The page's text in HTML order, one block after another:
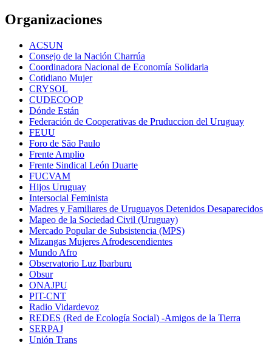
Organizaciones
ACSUN
Consejo de la Nación Charrúa
Coordinadora Nacional de Economía Solidaria
Cotidiano Mujer
CRYSOL
CUDECOOP
Dónde Están
Federación de Cooperativas de Pruduccion del Uruguay
FEUU
Foro de São Paulo
Frente Amplio
Frente Sindical León Duarte
FUCVAM
Hijos Uruguay
Intersocial Feminista
Madres y Familiares de Uruguayos Detenidos Desaparecidos
Mapeo de la Sociedad Civil (Uruguay)
Mercado Popular de Subsistencia (MPS)
Mizangas Mujeres Afrodescendientes
Mundo Afro
Observatorio Luz Ibarburu
Obsur
ONAJPU
PIT-CNT
Radio Vidardevoz
REDES (Red de Ecología Social) -Amigos de la Tierra
SERPAJ
Unión Trans